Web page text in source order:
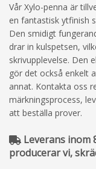
Vår Xylo-penna är
en fantastisk ytfinish
Den smidigt
drar in kulspetsen,
skrivupplevelse. Den
gör det också enkelt
annat. Kontakta oss
märkningsprocess,
att beställa prover.
Leverans inom
producerar vi,